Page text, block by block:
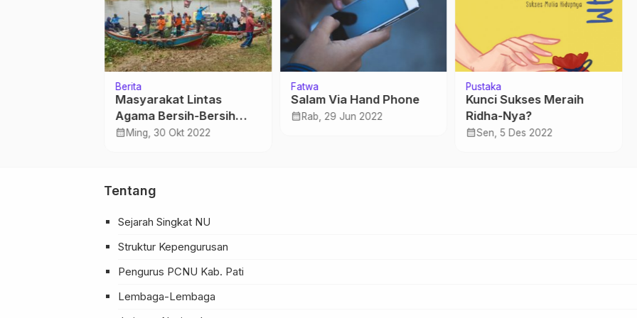
Berita
Masyarakat Lintas
Agama Bersih-Bersih
Sungai Juwana
calendar_monthMing, 30 Okt 2022
Fatwa
Salam Via Hand Phone
calendar_monthRab, 29 Jun 2022
Pustaka
Kunci Sukses Meraih
Ridha-Nya?
calendar_monthSen, 5 Des 2022
Tentang
Sejarah Singkat NU
Struktur Kepengurusan
Pengurus PCNU Kab. Pati
Lembaga-Lembaga